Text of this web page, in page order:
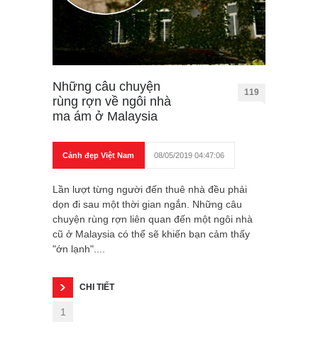
Những câu chuyện
rùng rợn về ngôi nhà
ma ám ở Malaysia
119
Cảnh đẹp Việt Nam 08/05/2019 04:47:06
Lần lượt từng người đến thuê nhà đều phải
dọn đi sau một thời gian ngắn. Những câu
chuyện rùng rợn liên quan đến một ngôi nhà
cũ ở Malaysia có thể sẽ khiến bạn cảm thấy
"ớn lạnh"....
CHI TIẾT
1